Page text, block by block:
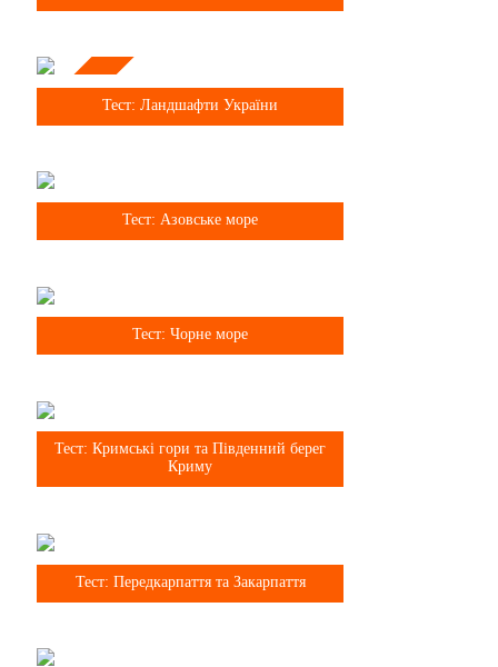
Тема Тест: Ландшафти України
8 клас
Тест: Азовське море
Тест: Чорне море
8 клас
Тест: Кримські гори та Південний берег
Криму
Тест: Передкарпаття та Закарпаття